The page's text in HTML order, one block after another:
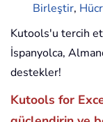
Birleştir,
Kutools'u tercih
İspanyolca,
destekler!
Kutools for